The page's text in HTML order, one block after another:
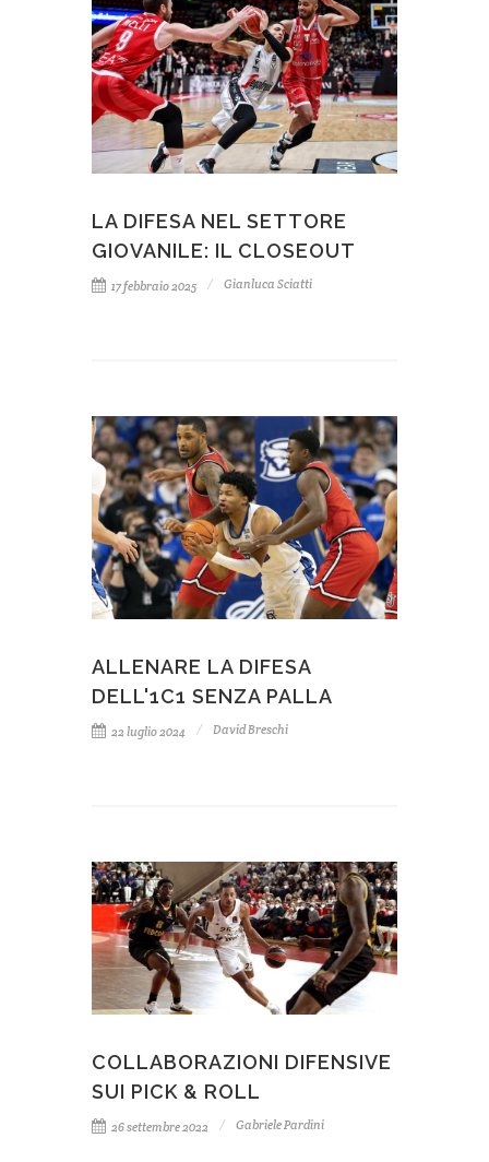
LA DIFESA NEL SETTORE
GIOVANILE: IL CLOSEOUT
17 febbraio 2025 Gianluca Sciatti
ALLENARE LA DIFESA
DELL'1C1 SENZA PALLA
22 luglio 2024 David Breschi
COLLABORAZIONI DIFENSIVE
SUI PICK & ROLL
26 settembre 2022 Gabriele Pardini